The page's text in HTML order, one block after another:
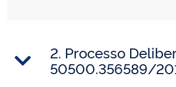
2. Processo
50500.356589/